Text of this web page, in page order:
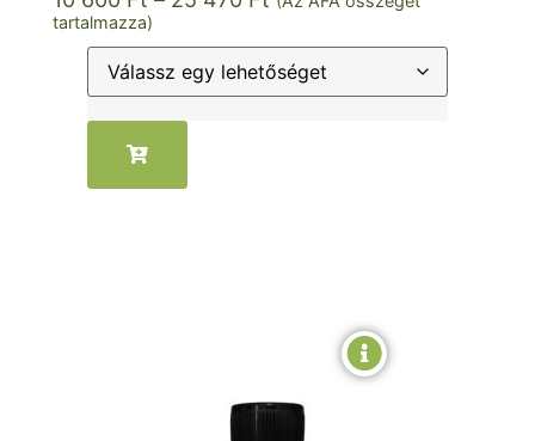
tartalmazza)